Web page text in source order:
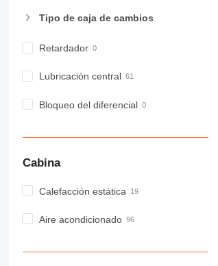
Tipo de caja de cambios
Retardador
Lubricación central
Bloqueo del diferencial
Cabina
Calefacción estática
Aire acondicionado